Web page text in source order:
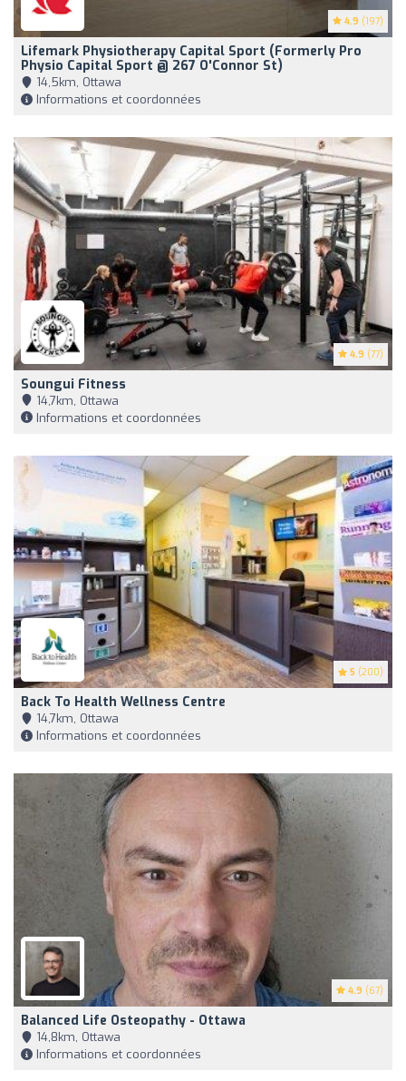
4.9 (197)
Lifemark Physiotherapy Capital Sport (formerly Pro
Physio Capital Sport @ 267 O'Connor St)
14,5km, Ottawa
Informations et coordonnées
4.9 (77)
Soungui Fitness
14,7km, Ottawa
Informations et coordonnées
5 (200)
Back To Health Wellness Centre
14,7km, Ottawa
Informations et coordonnées
4.9 (67)
Balanced Life Osteopathy - Ottawa
14,8km, Ottawa
Informations et coordonnées